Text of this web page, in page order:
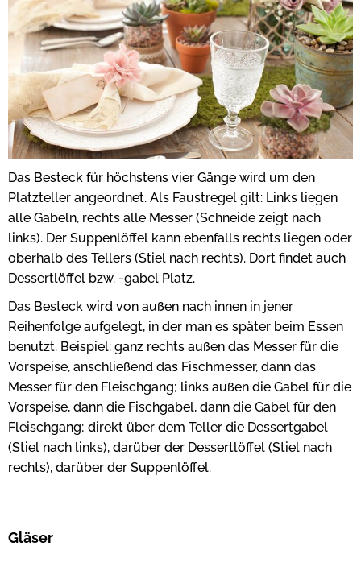
Das Besteck für höchstens vier Gänge wird um den
Platzteller angeordnet. Als Faustregel gilt: Links liegen
alle Gabeln, rechts alle Messer (Schneide zeigt nach
links). Der Suppenlöffel kann ebenfalls rechts liegen oder
oberhalb des Tellers (Stiel nach rechts). Dort findet auch
Dessertlöffel bzw. -gabel Platz.
Das Besteck wird von außen nach innen in jener
Reihenfolge aufgelegt, in der man es später beim Essen
benutzt. Beispiel: ganz rechts außen das Messer für die
Vorspeise, anschließend das Fischmesser, dann das
Messer für den Fleischgang; links außen die Gabel für die
Vorspeise, dann die Fischgabel, dann die Gabel für den
Fleischgang; direkt über dem Teller die Dessertgabel
(Stiel nach links), darüber der Dessertlöffel (Stiel nach
rechts), darüber der Suppenlöffel.
Gläser